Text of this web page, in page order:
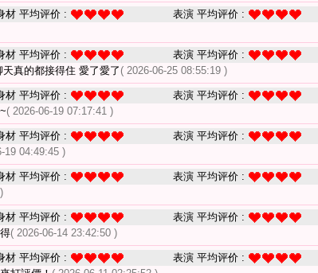
材 平均评价 : 表演 平均评价 :
材 平均评价 : 表演 平均评价 :
真的都接得住 愛了愛了 ( 2026-06-25 08:55:19 )
材 平均评价 : 表演 平均评价 :
( 2026-06-19 07:17:41 )
材 平均评价 : 表演 平均评价 :
19 04:49:45 )
材 平均评价 : 表演 平均评价 :
材 平均评价 : 表演 平均评价 :
( 2026-06-14 23:42:50 )
材 平均评价 : 表演 平均评价 :